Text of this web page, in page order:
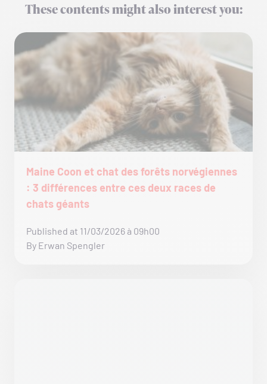
These contents might also interest you:
Maine Coon et chat des forêts norvégiennes
: 3 différences entre ces deux races de
chats géants
Published at 11/03/2026 à 09h00
By Erwan Spengler